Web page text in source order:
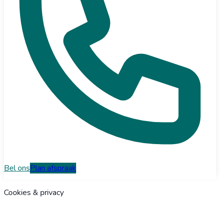
Bel onsPlan afspraak
Cookies & privacy